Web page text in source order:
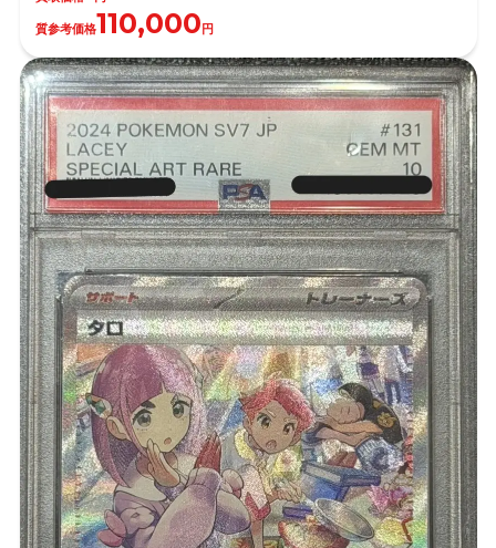
質参考価格110,000円